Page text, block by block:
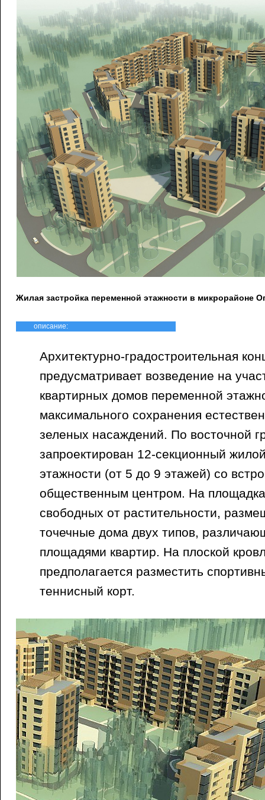
Жилая застройка переменной этажности в микрорайоне
описание:
Архитектурно-градостроительная
предусматривает возведение на
квартирных домов переменной
максимального сохранения
зеленых насаждений. По восточной
запроектирован 12-секционный
этажности (от 5 до 9 этажей) со
общественным центром. На
свободных от растительности,
точечные дома двух типов,
площадями квартир. На плоской
предполагается разместить
теннисный корт.